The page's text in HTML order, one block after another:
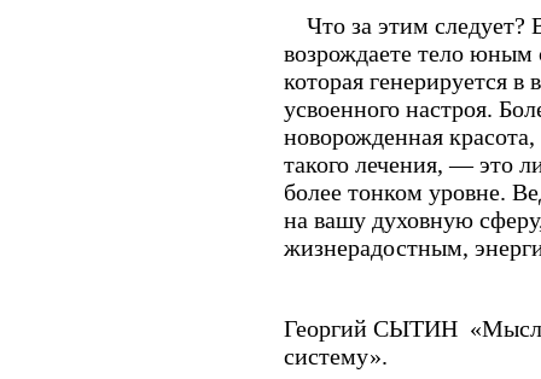
Что за этим следует?
возрождаете тело
которая генерируется
усвоенного настроя.
новорожденная
такого лечения, — это
более тонком уровне.
на вашу духовную
жизнерадостным,
Георгий СЫТИН
систему».